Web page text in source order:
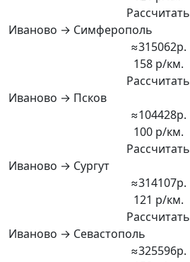
Рассчитать
Иваново → Симферополь
≈315062р.
158 р/км.
Рассчитать
Иваново → Псков
≈104428р.
100 р/км.
Рассчитать
Иваново → Сургут
≈314107р.
121 р/км.
Рассчитать
Иваново → Севастополь
≈325596р.